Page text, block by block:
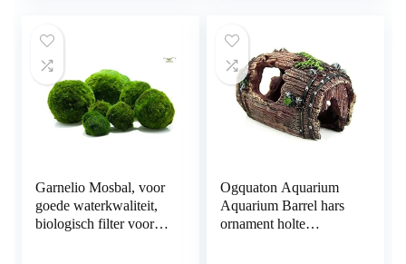
Garnelio Mosbal, voor
goede waterkwaliteit,
biologisch filter voor
Ogquaton Aquarium
Aquarium Barrel hars
ornament holte